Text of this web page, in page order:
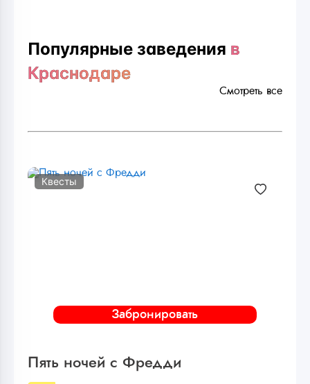
Популярные заведения в
Краснодаре
Смотреть все
Забронировать
Квесты
Пять ночей с Фредди